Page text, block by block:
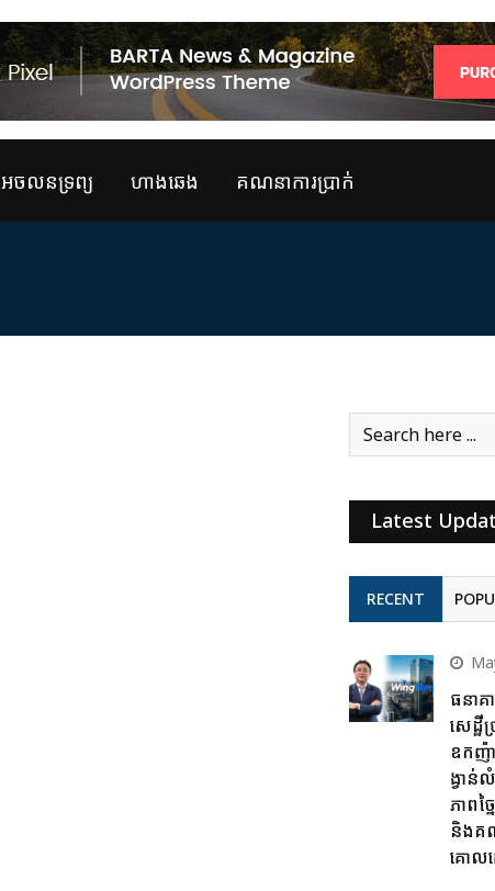
អចលនទ្រព្យ ហាងឆេង គណនាការប្រាក់
Latest
RECENT
ធនា
សេដ្ឋី
ឧកញ៉
ង្វាន់
ភាពច្
និងគ
គោល